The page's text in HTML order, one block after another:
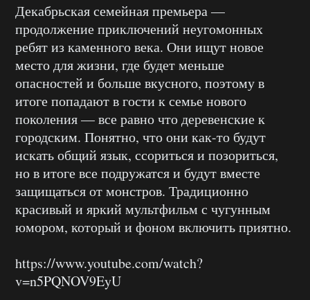
Декабрьская семейная премьера —
продолжение приключений неугомонных
ребят из каменного века. Они ищут новое
место для жизни, где будет меньше
опасностей и больше вкусного, поэтому в
итоге попадают в гости к семье нового
поколения — все равно что деревенские к
городским. Понятно, что они как-то будут
искать общий язык, ссориться и позориться,
но в итоге все подружатся и будут вместе
защищаться от монстров. Традиционно
красивый и яркий мультфильм с чугунным
юмором, который и фоном включить приятно.
https://www.youtube.com/watch?
v=n5PQNOV9EyU